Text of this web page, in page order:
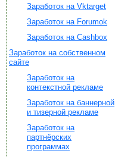
Заработок на Vktarget
Заработок на Forumok
Заработок на Cashbox
Заработок на собственном
сайте
Заработок на
контекстной рекламе
Заработок на баннерной
и тизерной рекламе
Заработок на
партнёрских
программах